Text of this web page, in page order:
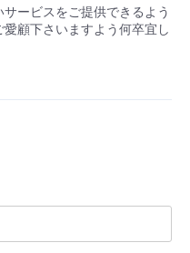
ービスをご提供できるよう
顧下さいますよう何卒宜し